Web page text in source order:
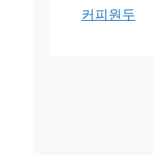
커피원두